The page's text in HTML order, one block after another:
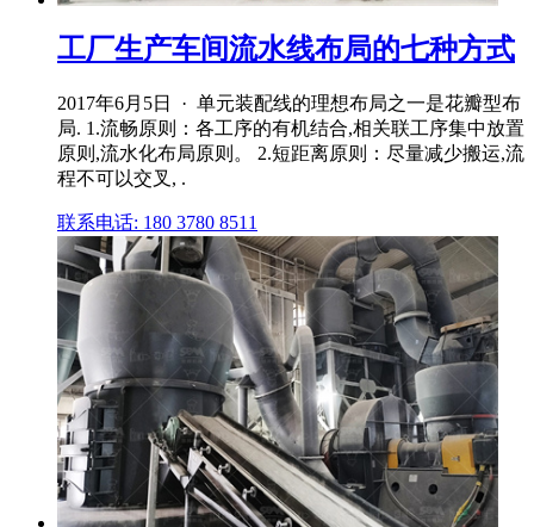
工厂生产车间流水线布局的七种方式
2017年6月5日 · 单元装配线的理想布局之一是花瓣型布
局. 1.流畅原则：各工序的有机结合,相关联工序集中放置
原则,流水化布局原则。 2.短距离原则：尽量减少搬运,流
程不可以交叉, .
联系电话: 180 3780 8511